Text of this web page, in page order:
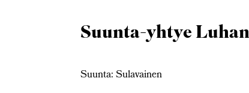
Suunta-yhtye
Suunta: Sulavainen